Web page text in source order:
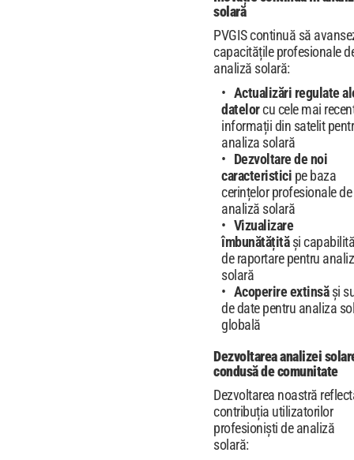
solară
PVGIS continuă să
capacitățile profesionale
analiză solară:
Actualizări regulate
datelorcu cele mai
informații din satelit
analiza solară
Dezvoltare de noi
caracteristici pe baza
cerințelor profesionale de
analiză solară
Vizualizare
îmbunătățităși
de raportare pentru
solară
Acoperire extinsăși
de date pentru analiza
globală
Dezvoltarea analizei
condusă de comunitate
Dezvoltarea noastră
contribuția utilizatorilor
profesioniști de analiză
solară: